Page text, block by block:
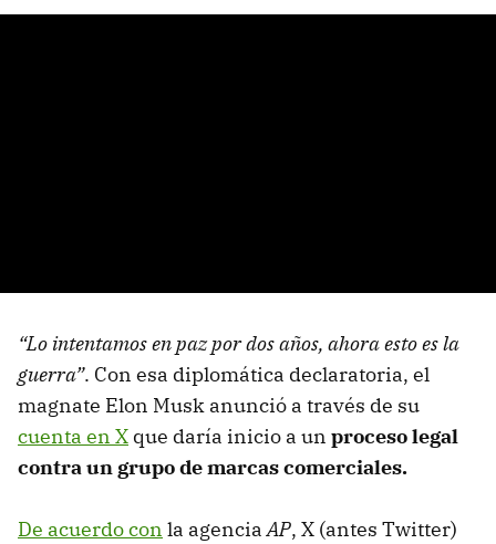
“Lo intentamos en paz por dos años, ahora esto es la
guerra”. Con esa diplomática declaratoria, el
magnate Elon Musk anunció a través de su
cuenta en X que daría inicio a un proceso legal
contra un grupo de marcas comerciales.
De acuerdo con la agenciaAP, X (antes Twitter)